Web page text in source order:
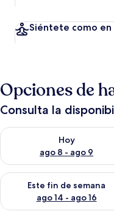
Siéntete como en
Opciones de
Consulta la
Hoy
ago 8 - ago 9
Consulta la
Este fin de semana
ago 14 - ago 16
Consulta la